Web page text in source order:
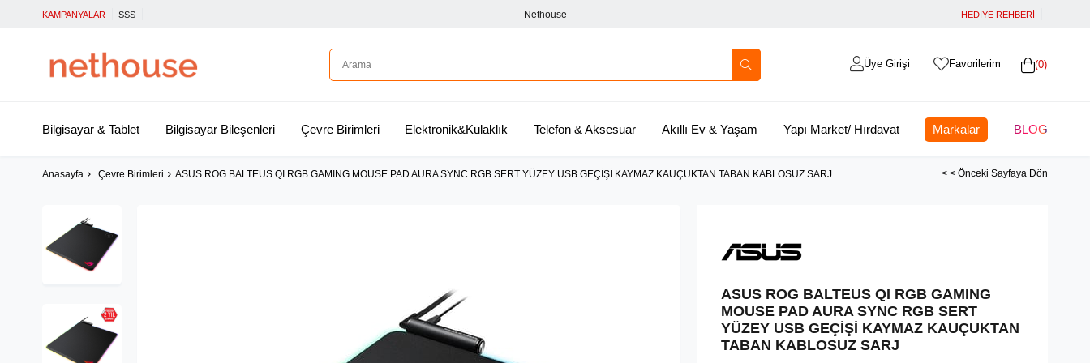
KAMPANYALAR SSS Nethouse HEDİYE REHBERİ
0
Favorilerim
Üye Girişi
Bilgisayar & Tablet Bilgisayar Bileşenleri Çevre Birimleri Elektronik&Kulaklık Telefon & Aksesuar Akıllı Ev & Yaşam Yapı Market/ Hırdavat Markalar BLOG
Anasayfa Çevre Birimleri ASUS ROG BALTEUS QI RGB GAMING MOUSE PAD AURA SYNC RGB SERT YÜZEY USB GEÇİŞİ KAYMAZ KAUÇUKTAN TABAN KABLOSUZ SARJ < < Önceki Sayfaya Dön
ASUS ROG BALTEUS QI RGB GAMING
MOUSE PAD AURA SYNC RGB SERT
YÜZEY USB GEÇİŞİ KAYMAZ KAUÇUKTAN
TABAN KABLOSUZ SARJ